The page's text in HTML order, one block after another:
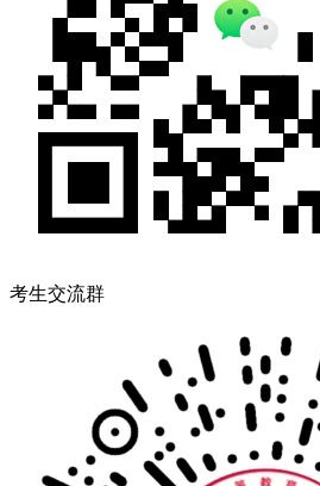
考生交流群